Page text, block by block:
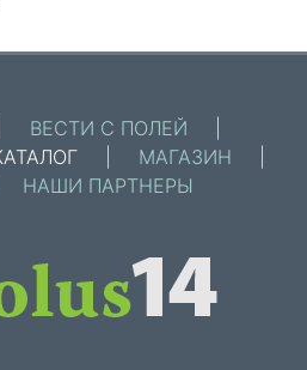
ВЕСТИ С ПОЛЕЙ
МАГАЗИН
НАШИ ПАРТНЕРЫ